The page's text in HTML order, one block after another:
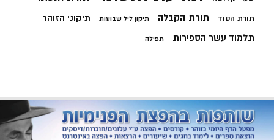
תורת הסוד תורת הקבלה תיקון ליל שבועות תיקוני הזוהר
תלמוד עשר הספירות תפילה